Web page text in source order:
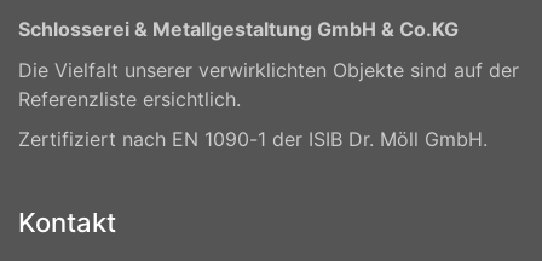
Schlosserei & Metallgestaltung GmbH & Co.KG
Die Vielfalt unserer verwirklichten Objekte sind auf der
Referenzliste ersichtlich.
Zertifiziert nach EN 1090-1 der ISIB Dr. Möll GmbH.
Kontakt